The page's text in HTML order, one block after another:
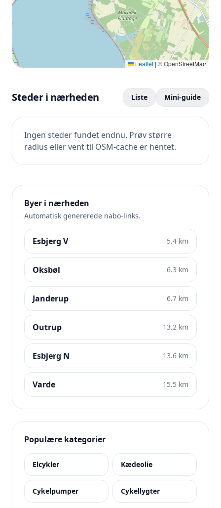
Leaflet | © OpenStreetMap
Steder i nærheden Liste Mini-guide
Ingen steder fundet endnu. Prøv større
radius eller vent til OSM-cache er hentet.
Byer i nærheden
Automatisk genererede nabo-links.
Esbjerg V 5.4 km
Oksbøl 6.3 km
Janderup 6.7 km
Outrup 13.2 km
Esbjerg N 13.6 km
Varde 15.5 km
Populære kategorier
Elcykler Kædeolie
Cykelpumper Cykellygter